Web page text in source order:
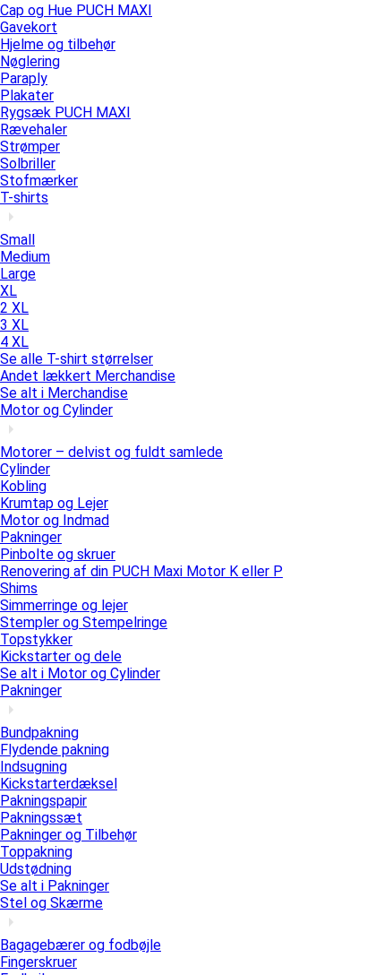
Cap og Hue PUCH MAXI
Gavekort
Hjelme og tilbehør
Nøglering
Paraply
Plakater
Rygsæk PUCH MAXI
Rævehaler
Strømper
Solbriller
Stofmærker
T-shirts
Small
Medium
Large
XL
2 XL
3 XL
4 XL
Se alle T-shirt størrelser
Andet lækkert Merchandise
Se alt i Merchandise
Motor og Cylinder
Motorer – delvist og fuldt samlede
Cylinder
Kobling
Krumtap og Lejer
Motor og Indmad
Pakninger
Pinbolte og skruer
Renovering af din PUCH Maxi Motor K eller P
Shims
Simmerringe og lejer
Stempler og Stempelringe
Topstykker
Kickstarter og dele
Se alt i Motor og Cylinder
Pakninger
Bundpakning
Flydende pakning
Indsugning
Kickstarterdæksel
Pakningspapir
Pakningssæt
Pakninger og Tilbehør
Toppakning
Udstødning
Se alt i Pakninger
Stel og Skærme
Bagagebærer og fodbøjle
Fingerskruer